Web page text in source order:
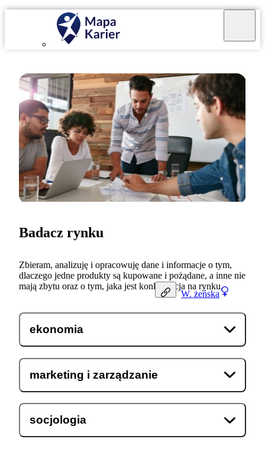
W. żeńska
Badacz rynku
Zbieram, analizuję i opracowuję dane i informacje o tym,
dlaczego jedne produkty są kupowane i pożądane, a inne nie
mają zbytu oraz o tym, jaka jest konkurencja na rynku.
ekonomia
marketing i zarządzanie
socjologia